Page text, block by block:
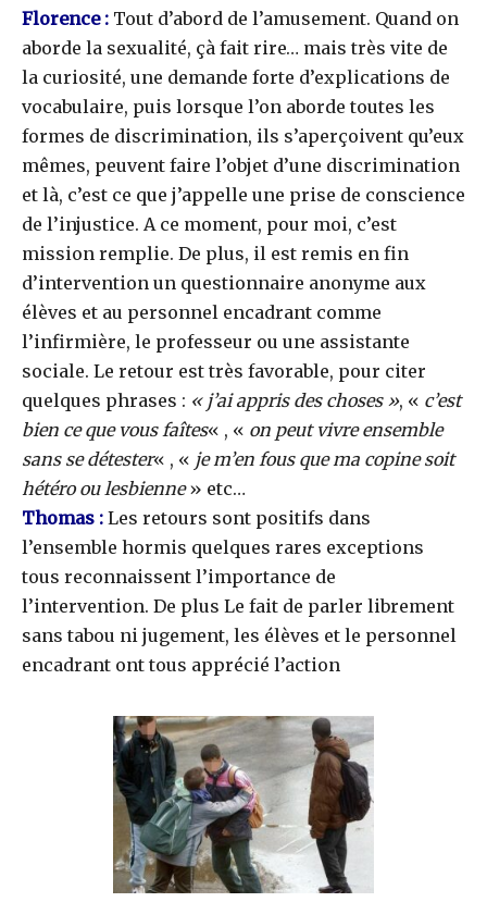
Florence : Tout d’abord de l’amusement. Quand on
aborde la sexualité, çà fait rire… mais très vite de
la curiosité, une demande forte d’explications de
vocabulaire, puis lorsque l’on aborde toutes les
formes de discrimination, ils s’aperçoivent qu’eux
mêmes, peuvent faire l’objet d’une discrimination
et là, c’est ce que j’appelle une prise de conscience
de l’injustice. A ce moment, pour moi, c’est
mission remplie. De plus, il est remis en fin
d’intervention un questionnaire anonyme aux
élèves et au personnel encadrant comme
l’infirmière, le professeur ou une assistante
sociale. Le retour est très favorable, pour citer
quelques phrases : « j’ai appris des choses », « c’est
bien ce que vous faîtes« , « on peut vivre ensemble
sans se détester« , « je m’en fous que ma copine soit
hétéro ou lesbienne» etc…
Thomas : Les retours sont positifs dans
l’ensemble hormis quelques rares exceptions
tous reconnaissent l’importance de
l’intervention. De plus Le fait de parler librement
sans tabou ni jugement, les élèves et le personnel
encadrant ont tous apprécié l’action